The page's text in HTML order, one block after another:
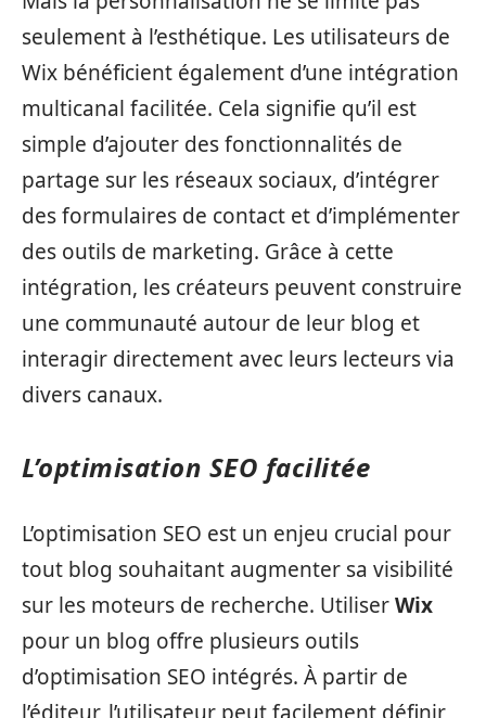
seulement à l’esthétique. Les utilisateurs de
Wix bénéficient également d’une intégration
multicanal facilitée. Cela signifie qu’il est
simple d’ajouter des fonctionnalités de
partage sur les réseaux sociaux, d’intégrer
des formulaires de contact et d’implémenter
des outils de marketing. Grâce à cette
intégration, les créateurs peuvent construire
une communauté autour de leur blog et
interagir directement avec leurs lecteurs via
divers canaux.
L’optimisation SEO facilitée
L’optimisation SEO est un enjeu crucial pour
tout blog souhaitant augmenter sa visibilité
sur les moteurs de recherche. UtiliserWix
pour un blog offre plusieurs outils
d’optimisation SEO intégrés. À partir de
l’éditeur, l’utilisateur peut facilement définir